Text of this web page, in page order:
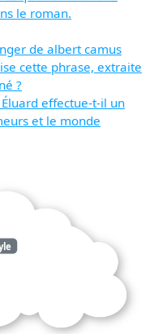
le roman.
de albert camus
cette phrase, extraite
?
effectue-t-il un
et le monde